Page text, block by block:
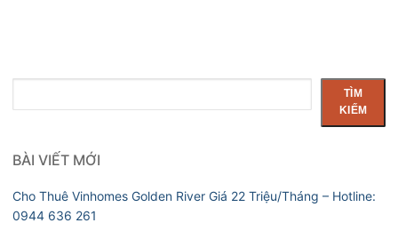
kiếm
TÌM
KIẾM
BÀI VIẾT MỚI
Cho Thuê Vinhomes Golden River Giá 22 Triệu/Tháng – Hotline:
0944 636 261